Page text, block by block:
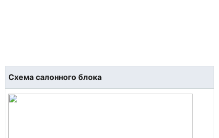
Схема салонного блока